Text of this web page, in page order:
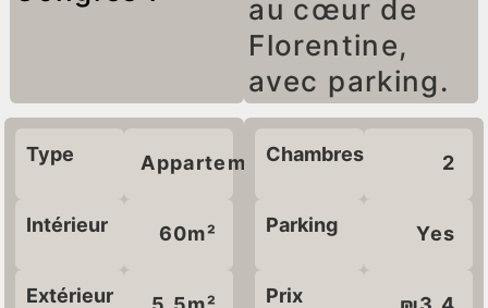
au cœur de
Florentine,
avec parking.
Type Appartement
Intérieur 60m²
Extérieur
Chambres 2
Parking Yes
Prix